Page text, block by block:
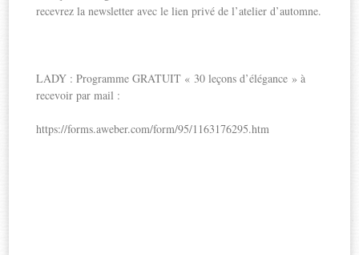
recevrez la newsletter avec le lien privé de l’atelier d’automne.
LADY : Programme GRATUIT « 30 leçons d’élégance » à
recevoir par mail :
https://forms.aweber.com/form/95/1163176295.htm